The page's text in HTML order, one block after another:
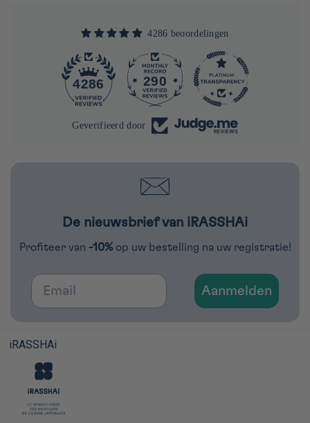
4286 beoordelingen
4286 290
Geverifieerd door
De nieuwsbrief van iRASSHAi
Profiteer van -10% op uw bestelling na uw registratie!
Email
Aanmelden
iRASSHAi